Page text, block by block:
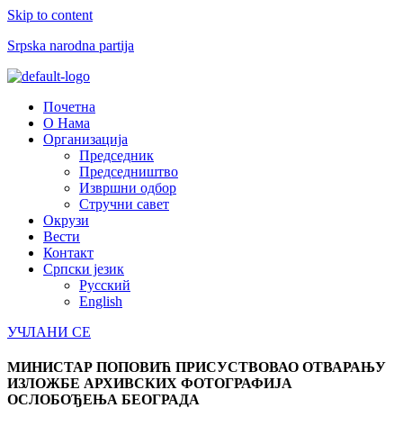
Skip to content
Srpska narodna partija
Menu
Почетна
О Нама
Организација
Председник
Председништво
Извршни одбор
Стручни савет
Окрузи
Вести
Контакт
Српски језик
Русский
English
УЧЛАНИ СЕ
МИНИСТАР ПОПОВИЋ ПРИСУСТВОВАО ОТВАРАЊУ
ИЗЛОЖБЕ АРХИВСКИХ ФОТОГРАФИЈА
ОСЛОБОЂЕЊА БЕОГРАДА